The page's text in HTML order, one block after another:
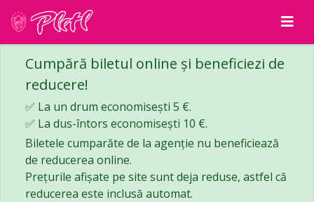
Cumpără biletul online și beneficiezi de
reducere!
✅ La un drum economisești 5 €.
✅ La dus-întors economisești 10 €.
Biletele cumparăte de la agenție nu beneficiează
de reducerea online.
Prețurile afișate pe site sunt deja reduse, astfel că
reducerea este inclusă automat.